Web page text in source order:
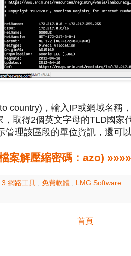
country)，輸入IP或網域名稱
取得2個英文字母的TLD國家
管理該區段的單位資訊，還可
案解壓縮密碼：azo)
網路工具 免費軟體 LMG Software
首頁